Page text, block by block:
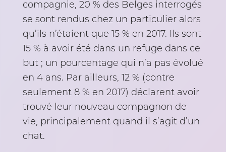
compagnie, 20 % des Belges interrogés
se sont rendus chez un particulier alors
qu’ils n’étaient que 15 % en 2017. Ils sont
15 % à avoir été dans un refuge dans ce
but ; un pourcentage qui n’a pas évolué
en 4 ans. Par ailleurs, 12 % (contre
seulement 8 % en 2017) déclarent avoir
trouvé leur nouveau compagnon de
vie, principalement quand il s’agit d’un
chat.